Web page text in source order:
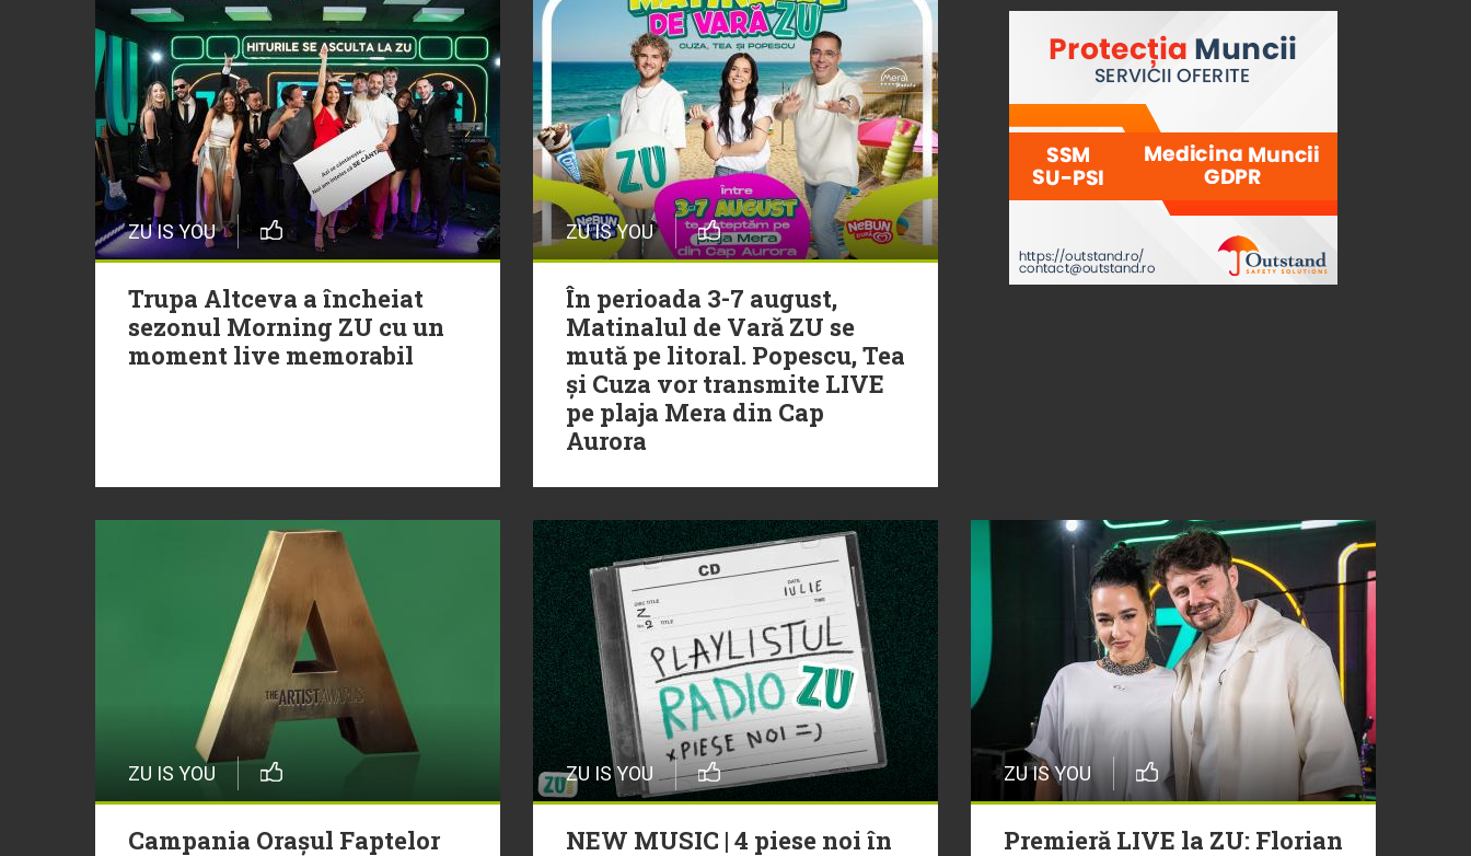
ZU IS YOU
Trupa Altceva a încheiat
sezonul Morning ZU cu un
moment live memorabil
ZU IS YOU
În perioada 3-7 august,
Matinalul de Vară ZU se
mută pe litoral. Popescu, Tea
și Cuza vor transmite LIVE
pe plaja Mera din Cap
Aurora
ZU IS YOU
Campania Orașul Faptelor
ZU IS YOU
NEW MUSIC | 4 piese noi în
ZU IS YOU
Premieră LIVE la ZU: Florian